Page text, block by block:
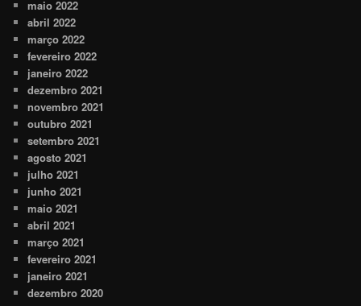
maio 2022
abril 2022
março 2022
fevereiro 2022
janeiro 2022
dezembro 2021
novembro 2021
outubro 2021
setembro 2021
agosto 2021
julho 2021
junho 2021
maio 2021
abril 2021
março 2021
fevereiro 2021
janeiro 2021
dezembro 2020